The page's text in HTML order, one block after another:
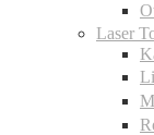
Laser